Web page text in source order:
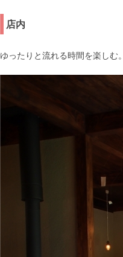
店内
ゆったりと流れる時間を楽しむ。